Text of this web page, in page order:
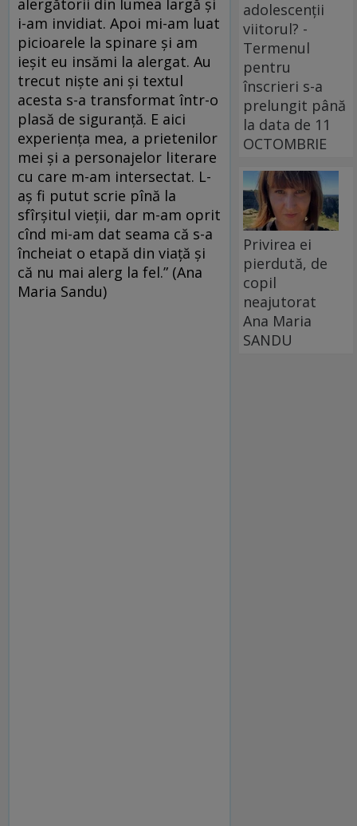
i-am invidiat. Apoi mi-am luat
picioarele la spinare și am
ieșit eu insămi la alergat. Au
trecut niște ani și textul
acesta s-a transformat într-o
plasă de siguranță. E aici
experiența mea, a prietenilor
mei și a personajelor literare
cu care m-am intersectat. L-
aș fi putut scrie pînă la
sfîrșitul vieții, dar m-am oprit
cînd mi-am dat seama că s-a
încheiat o etapă din viață și
că nu mai alerg la fel.” (Ana
Maria Sandu)
adolescenții
viitorul? -
Termenul
pentru
înscrieri s-a
prelungit până
la data de 11
OCTOMBRIE
Privirea ei
pierdută, de
copil
neajutorat
Ana Maria
SANDU